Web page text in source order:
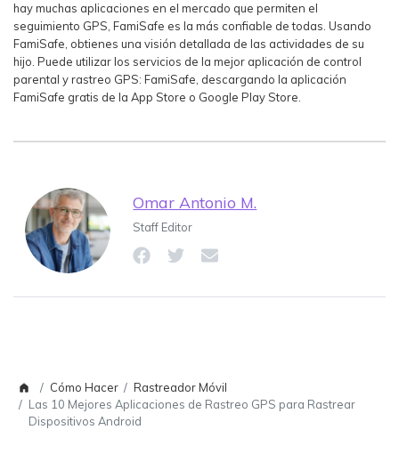
hay muchas aplicaciones en el mercado que permiten el
seguimiento GPS, FamiSafe es la más confiable de todas. Usando
FamiSafe, obtienes una visión detallada de las actividades de su
hijo. Puede utilizar los servicios de la mejor aplicación de control
parental y rastreo GPS: FamiSafe, descargando la aplicación
FamiSafe gratis de la App Store o Google Play Store.
Omar Antonio M.
Staff Editor
Cómo Hacer
Rastreador Móvil
Las 10 Mejores Aplicaciones de Rastreo GPS para Rastrear
Dispositivos Android